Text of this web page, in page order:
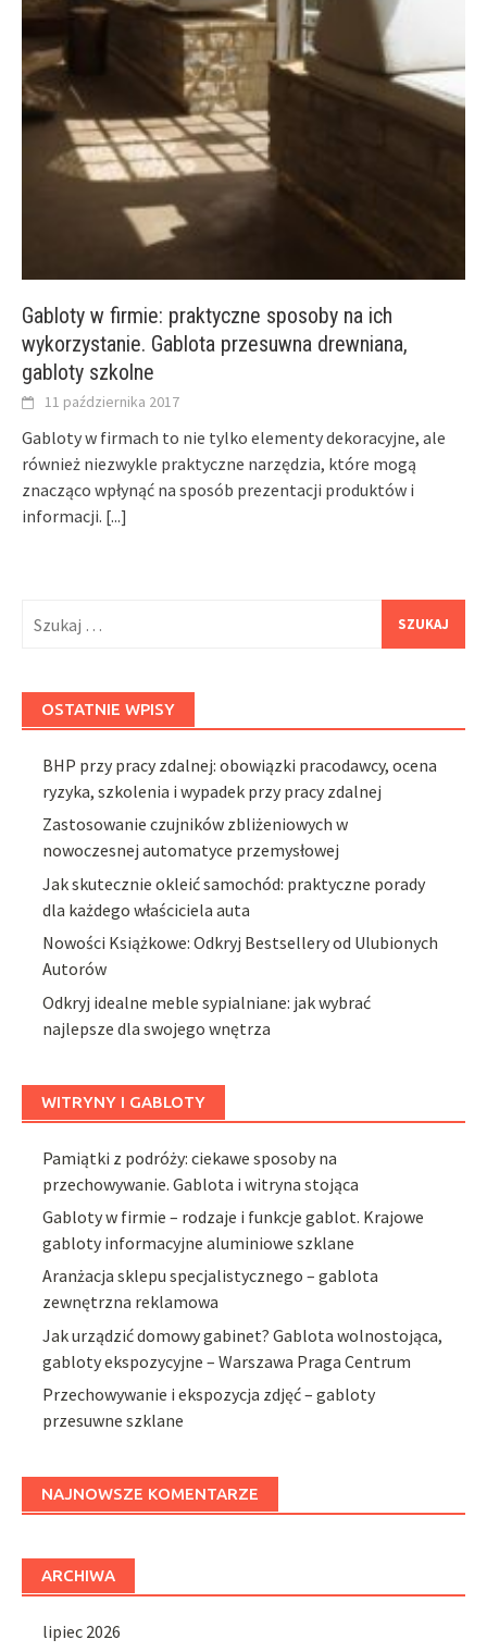
Gabloty w firmie: praktyczne sposoby na ich
wykorzystanie. Gablota przesuwna drewniana,
gabloty szkolne
11 października 2017
Gabloty w firmach to nie tylko elementy dekoracyjne, ale
również niezwykle praktyczne narzędzia, które mogą
znacząco wpłynąć na sposób prezentacji produktów i
informacji. [...]
OSTATNIE WPISY
BHP przy pracy zdalnej: obowiązki pracodawcy, ocena
ryzyka, szkolenia i wypadek przy pracy zdalnej
Zastosowanie czujników zbliżeniowych w
nowoczesnej automatyce przemysłowej
Jak skutecznie okleić samochód: praktyczne porady
dla każdego właściciela auta
Nowości Książkowe: Odkryj Bestsellery od Ulubionych
Autorów
Odkryj idealne meble sypialniane: jak wybrać
najlepsze dla swojego wnętrza
WITRYNY I GABLOTY
Pamiątki z podróży: ciekawe sposoby na
przechowywanie. Gablota i witryna stojąca
Gabloty w firmie – rodzaje i funkcje gablot. Krajowe
gabloty informacyjne aluminiowe szklane
Aranżacja sklepu specjalistycznego – gablota
zewnętrzna reklamowa
Jak urządzić domowy gabinet? Gablota wolnostojąca,
gabloty ekspozycyjne – Warszawa Praga Centrum
Przechowywanie i ekspozycja zdjęć – gabloty
przesuwne szklane
NAJNOWSZE KOMENTARZE
ARCHIWA
lipiec 2026